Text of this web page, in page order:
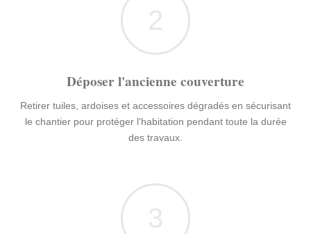
2
Déposer l'ancienne couverture
Retirer tuiles, ardoises et accessoires dégradés en sécurisant
le chantier pour protéger l'habitation pendant toute la durée
des travaux.
3